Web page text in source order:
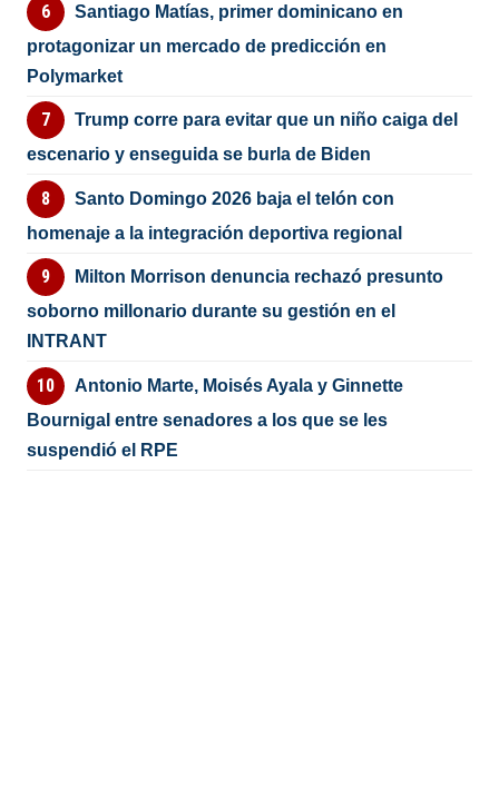
Santiago Matías, primer dominicano en
protagonizar un mercado de predicción en
Polymarket
Trump corre para evitar que un niño caiga del
escenario y enseguida se burla de Biden
Santo Domingo 2026 baja el telón con
homenaje a la integración deportiva regional
Milton Morrison denuncia rechazó presunto
soborno millonario durante su gestión en el
INTRANT
Antonio Marte, Moisés Ayala y Ginnette
Bournigal entre senadores a los que se les
suspendió el RPE